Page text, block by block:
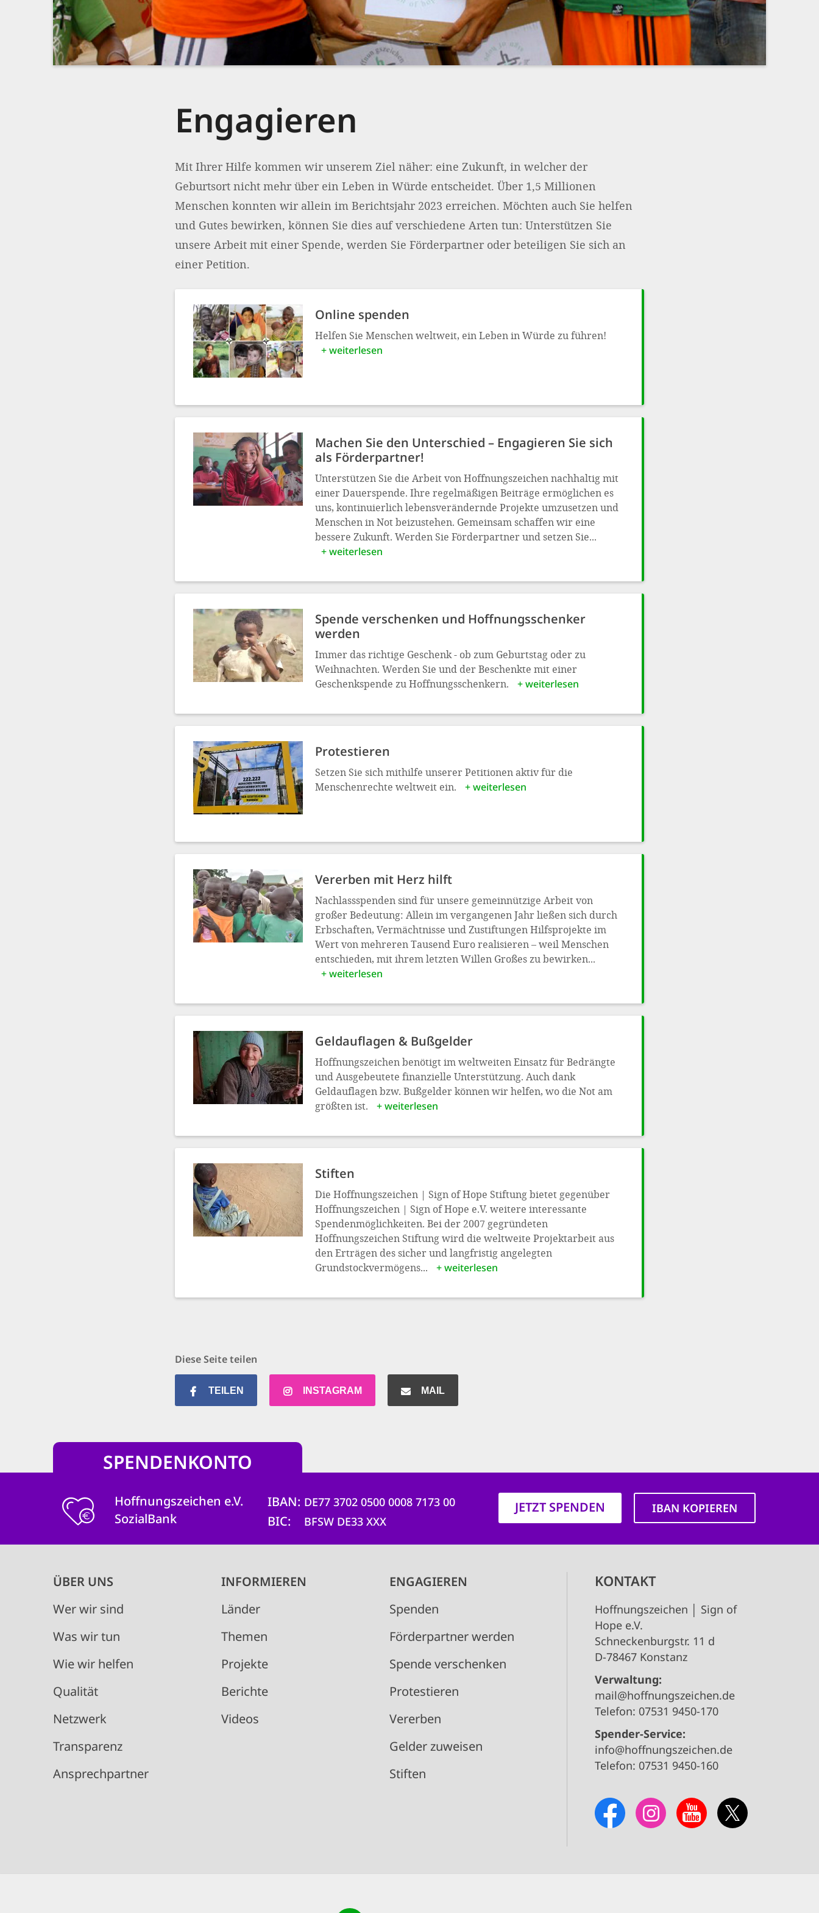
Engagieren
Mit Ihrer Hilfe kommen wir unserem Ziel näher: eine Zukunft, in welcher der
Geburtsort nicht mehr über ein Leben in Würde entscheidet. Über 1,5 Millionen
Menschen konnten wir allein im Berichtsjahr 2023 erreichen. Möchten auch Sie helfen
und Gutes bewirken, können Sie dies auf verschiedene Arten tun: Unterstützen Sie
unsere Arbeit mit einer Spende, werden Sie Förderpartner oder beteiligen Sie sich an
einer Petition.
Online spenden
Helfen Sie Menschen weltweit, ein Leben in Würde zu führen!
+ weiterlesen
Machen Sie den Unterschied – Engagieren Sie sich
als Förderpartner!
Unterstützen Sie die Arbeit von Hoffnungszeichen nachhaltig mit
einer Dauerspende. Ihre regelmäßigen Beiträge ermöglichen es
uns, kontinuierlich lebensverändernde Projekte umzusetzen und
Menschen in Not beizustehen. Gemeinsam schaffen wir eine
bessere Zukunft. Werden Sie Förderpartner und setzen Sie...
+ weiterlesen
Spende verschenken und Hoffnungsschenker
werden
Immer das richtige Geschenk - ob zum Geburtstag oder zu
Weihnachten. Werden Sie und der Beschenkte mit einer
Geschenkspende zu Hoffnungsschenkern.
+ weiterlesen
Protestieren
Setzen Sie sich mithilfe unserer Petitionen aktiv für die
Menschenrechte weltweit ein.
+ weiterlesen
Vererben mit Herz hilft
Nachlassspenden sind für unsere gemeinnützige Arbeit von
großer Bedeutung: Allein im vergangenen Jahr ließen sich durch
Erbschaften, Vermächtnisse und Zustiftungen Hilfsprojekte im
Wert von mehreren Tausend Euro realisieren – weil Menschen
entschieden, mit ihrem letzten Willen Großes zu bewirken...
+ weiterlesen
Geldauflagen & Bußgelder
Hoffnungszeichen benötigt im weltweiten Einsatz für Bedrängte
und Ausgebeutete finanzielle Unterstützung. Auch dank
Geldauflagen bzw. Bußgelder können wir helfen, wo die Not am
größten ist.
+ weiterlesen
Stiften
Die Hoffnungszeichen | Sign of Hope Stiftung bietet gegenüber
Hoffnungszeichen | Sign of Hope e.V. weitere interessante
Spendenmöglichkeiten. Bei der 2007 gegründeten
Hoffnungszeichen Stiftung wird die weltweite Projektarbeit aus
den Erträgen des sicher und langfristig angelegten
Grundstockvermögens...
+ weiterlesen
Diese Seite teilen
TEILEN INSTAGRAM MAIL
SPENDENKONTO
Hoffnungszeichen e.V.
SozialBank
IBAN DE77 3702 0500 0008 7173 00
BIC BFSW DE33 XXX
JETZT SPENDEN IBAN KOPIEREN
Main
navigation
ÜBER UNS
Wer wir sind
Was wir tun
Wie wir helfen
Qualität
Netzwerk
Transparenz
Ansprechpartner
INFORMIEREN
Länder
Themen
Projekte
Berichte
Videos
ENGAGIEREN
Spenden
Förderpartner werden
Spende verschenken
Protestieren
Vererben
Gelder zuweisen
Stiften
KONTAKT
Hoffnungszeichen │ Sign of
Hope e.V.
Schneckenburgstr. 11 d
D-78467 Konstanz
Verwaltung:
mail@hoffnungszeichen.de
Telefon: 07531 9450-170
Spender-Service:
info@hoffnungszeichen.de
Telefon: 07531 9450-160
OPTIONALE ABLEHNEN